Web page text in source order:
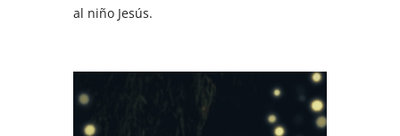
al niño Jesús.